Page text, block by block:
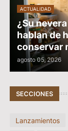
ACTUALIDAD
¿Su
hablan de
conservar
agosto 05, 2026
SECCIONES
Lanzamientos